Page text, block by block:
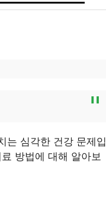
는 심각한 건강 문제입
방법에 대해 알아보